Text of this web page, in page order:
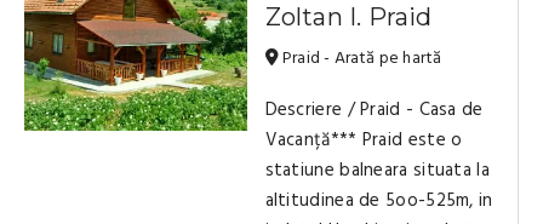
Zoltan I. Praid
Praid - Arată pe hartă
Descriere / Praid - Casa de
Vacanță*** Praid este o
statiune balneara situata la
altitudinea de 5oo-525m, in